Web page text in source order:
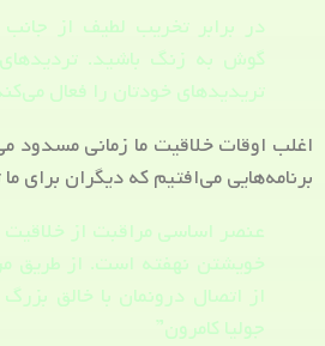
در برابر تخریب لطیف از
گوش به زنگ باشید. تردیدهای
تریدیدهای خودتان را فعال
اغلب اوقات خلاقیت ما زمانی مسدود
برنامه‌هایی می‌افتیم که دیگران برای
عنصر اساسی مراقبت از خلاقیت
خویشتن نهفته است. از طریق
از اتصال درونمان با خالق
جولیا کامرون”